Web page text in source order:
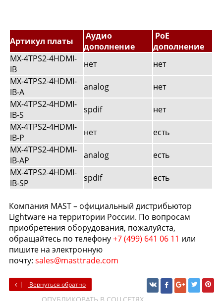
Артикул платы
Аудио
дополнение
PoE
дополнение
MX-4TPS2-4HDMI-
IB
нет
нет
MX-4TPS2-4HDMI-
IB-A
analog
нет
MX-4TPS2-4HDMI-
IB-S
spdif
нет
MX-4TPS2-4HDMI-
IB-P
нет
есть
MX-4TPS2-4HDMI-
IB-AP
analog
есть
MX-4TPS2-4HDMI-
IB-SP
spdif есть
Компания MAST – официальный дистрибьютор
Lightware на территории России. По вопросам
приобретения оборудования, пожалуйста,
обращайтесь по телефону+7 (499) 641 06 11 или
пишите на электронную
почту: sales@masttrade.com
Вернуться обратно